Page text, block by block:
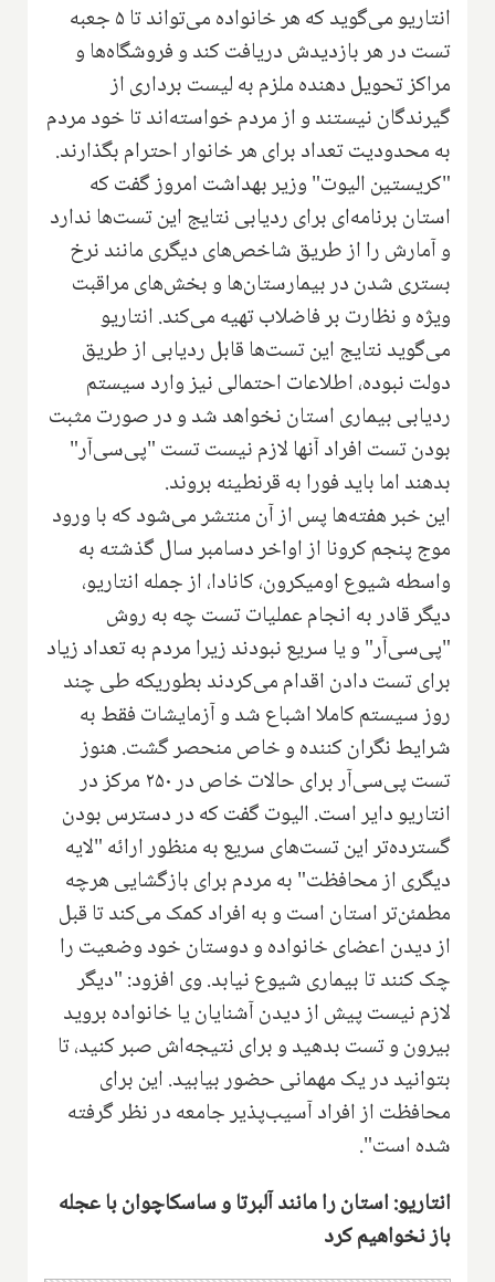
انتاریو می‌گوید که هر خانواده می‌تواند تا ۵ جعبه
تست در هر بازدیدش دریافت کند و فروشگاه‌ها و
مراکز تحویل دهنده ملزم به لیست برداری از
گیرندگان نیستند و از مردم خواسته‌اند تا خود مردم
به محدودیت تعداد برای هر خانوار احترام بگذارند.
"کریستین الیوت" وزیر بهداشت امروز گفت که
استان برنامه‌ای برای ردیابی نتایج این تست‌ها ندارد
و آمارش را از طریق شاخص‌های دیگری مانند نرخ
بستری شدن در بیمارستان‌ها و بخش‌های مراقبت
ویژه و نظارت بر فاضلاب تهیه می‌کند. انتاریو
می‌گوید نتایج این تست‌ها قابل ردیابی از طریق
دولت نبوده، اطلاعات احتمالی نیز وارد سیستم
ردیابی بیماری استان نخواهد شد و در صورت مثبت
بودن تست افراد آنها لازم نیست تست "پی‌سی‌آر"
بدهند اما باید فورا به قرنطینه بروند.
این خبر هفته‌ها پس از آن منتشر می‌شود که با ورود
موج پنجم کرونا از اواخر دسامبر سال گذشته به
واسطه شیوع اومیکرون، کانادا، از جمله انتاریو،
دیگر قادر به انجام عملیات تست چه به روش
"پی‌سی‌آر" و یا سریع نبودند زیرا مردم به تعداد زیاد
برای تست دادن اقدام می‌کردند بطوریکه طی چند
روز سیستم کاملا اشباع شد و آزمایشات فقط به
شرایط نگران کننده و خاص منحصر گشت. هنوز
تست پی‌سی‌آر برای حالات خاص در ۲۵۰ مرکز در
انتاریو دایر است. الیوت گفت که در دسترس بودن
گسترده‌تر این تست‌های سریع به منظور ارائه "لایه
دیگری از محافظت" به مردم برای بازگشایی هرچه
مطمئن‌تر استان است و به افراد کمک می‌کند تا قبل
از دیدن اعضای خانواده و دوستان خود وضعیت را
چک کنند تا بیماری شیوع نیابد. وی افزود: "دیگر
لازم نیست پیش از دیدن آشنایان یا خانواده بروید
بیرون و تست بدهید و برای نتیجه‌اش صبر کنید، تا
بتوانید در یک مهمانی حضور بیابید. این برای
محافظت از افراد آسیب‌پذیر جامعه در نظر گرفته
شده است".
انتاریو: استان را مانند آلبرتا و ساسکاچوان با عجله
باز نخواهیم کرد